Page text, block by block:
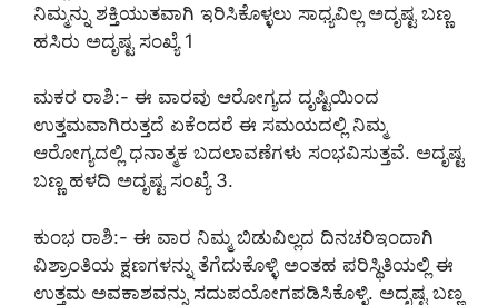
ನಿಮ್ಮನ್ನು ಶಕ್ತಿಯುತವಾಗಿ ಇರಿಸಿಕೊಳ್ಳಲು ಸಾಧ್ಯವಿಲ್ಲ ಅದೃಷ್ಟ ಬಣ್ಣ
ಹಸಿರು ಅದೃಷ್ಟ ಸಂಖ್ಯೆ 1
ಮಕರ ರಾಶಿ:- ಈ ವಾರವು ಆರೋಗ್ಯದ ದೃಷ್ಟಿಯಿಂದ
ಉತ್ತಮವಾಗಿರುತ್ತದೆ ಏಕೆಂದರೆ ಈ ಸಮಯದಲ್ಲಿ ನಿಮ್ಮ
ಆರೋಗ್ಯದಲ್ಲಿ ಧನಾತ್ಮಕ ಬದಲಾವಣೆಗಳು ಸಂಭವಿಸುತ್ತವೆ. ಅದೃಷ್ಟ
ಬಣ್ಣ ಹಳದಿ ಅದೃಷ್ಟ ಸಂಖ್ಯೆ 3.
ಕುಂಭ ರಾಶಿ:- ಈ ವಾರ ನಿಮ್ಮ ಬಿಡುವಿಲ್ಲದ ದಿನಚರಿಇಂದಾಗಿ
ವಿಶ್ರಾಂತಿಯ ಕ್ಷಣಗಳನ್ನು ತೆಗೆದುಕೊಳ್ಳಿ ಅಂತಹ ಪರಿಸ್ಥಿತಿಯಲ್ಲಿ ಈ
ಉತ್ತಮ ಅವಕಾಶವನ್ನು ಸದುಪಯೋಗಪಡಿಸಿಕೊಳ್ಳಿ. ಅದೃಷ್ಟ ಬಣ್ಣ